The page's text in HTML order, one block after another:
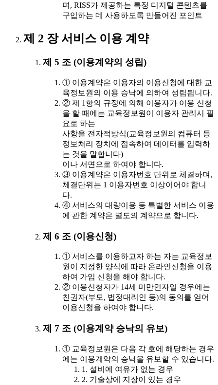
며, RISS가 제공하는 특정 디지털 콘텐츠를
구입하는 데 사용하도록 만들어진 포인트
제 2 장 서비스 이용 계약
제 5 조 (이용계약의 성립)
① 이용계약은 이용자의 이용신청에 대한 교
육정보원의 이용 승낙에 의하여 성립됩니다.
② 제 1항의 규정에 의해 이용자가 이용 신청
을 할 때에는 교육정보원이 이용자 관리시 필
요로 하는
사항을 전자적방식(교육정보원의 컴퓨터 등
정보처리 장치에 접속하여 데이터를 입력하
는 것을 말합니다)
이나 서면으로 하여야 합니다.
③ 이용계약은 이용자번호 단위로 체결하며,
체결단위는 1 이용자번호 이상이어야 합니
다.
④ 서비스의 대량이용 등 특별한 서비스 이용
에 관한 계약은 별도의 계약으로 합니다.
제 6 조 (이용신청)
① 서비스를 이용하고자 하는 자는 교육정보
원이 지정한 양식에 따라 온라인신청을 이용
하여 가입 신청을 해야 합니다.
② 이용신청자가 14세 미만인자일 경우에는
친권자(부모, 법정대리인 등)의 동의를 얻어
이용신청을 하여야 합니다.
제 7 조 (이용계약 승낙의 유보)
① 교육정보원은 다음 각 호에 해당하는 경우
에는 이용계약의 승낙을 유보할 수 있습니다.
1. 설비에 여유가 없는 경우
2. 기술상에 지장이 있는 경우